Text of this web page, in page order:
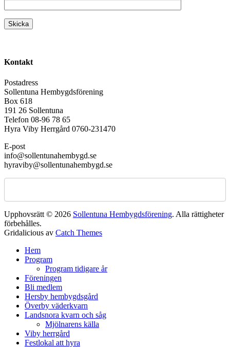
Kontakt
Postadress
Sollentuna Hembygdsförening
Box 618
191 26 Sollentuna
Telefon 08-96 78 65
Hyra Viby Herrgård 0760-231470
E-post
info@sollentunahembygd.se
hyraviby@sollentunahembygd.se
Upphovsrätt © 2026 Sollentuna Hembygdsförening. Alla rättigheter
förbehålles.
Gridalicious av Catch Themes
Hem
Program
Program tidigare år
Föreningen
Bli medlem
Hersby hembygdsgård
Överby väderkvarn
Landsnora kvarn och såg
Mjölnarens källa
Viby herrgård
Festlokal att hyra